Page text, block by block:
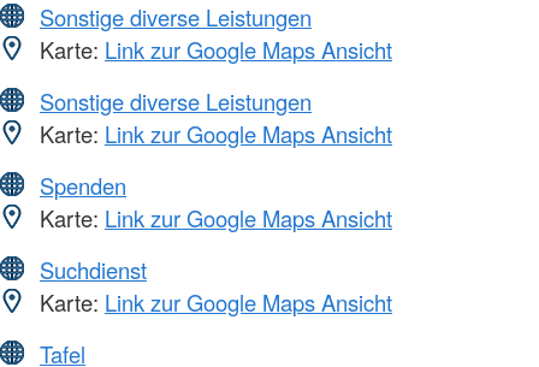
Sonstige diverse Leistungen
Karte: Link zur Google Maps Ansicht
Sonstige diverse Leistungen
Karte: Link zur Google Maps Ansicht
Spenden
Karte: Link zur Google Maps Ansicht
Suchdienst
Karte: Link zur Google Maps Ansicht
Tafel